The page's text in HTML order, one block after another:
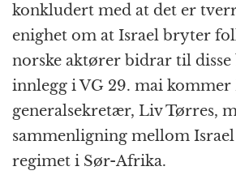
konkludert med at det er
enighet om at Israel bryter
norske aktører bidrar til disse
innlegg i VG 29. mai kommer
generalsekretær, Liv Tørres,
sammenligning mellom
regimet i Sør-Afrika.